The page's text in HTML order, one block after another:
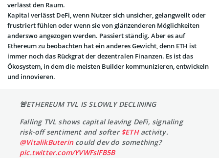
verlässt den Raum.
Kapital verlässt DeFi, wenn Nutzer sich unsicher, gelangweilt oder
frustriert fühlen oder wenn sie von glänzenderen Möglichkeiten
anderswo angezogen werden. Passiert ständig. Aber es auf
Ethereum zu beobachten hat ein anderes Gewicht, denn ETH ist
immer noch das Rückgrat der dezentralen Finanzen. Es ist das
Ökosystem, in dem die meisten Builder kommunizieren, entwickeln
und innovieren.
🚨ETHEREUM TVL IS SLOWLY DECLINING
Falling TVL shows capital leaving DeFi, signaling
risk-off sentiment and softer$ETHactivity.
@VitalikButerin could dev do something?
pic.twitter.com/YVWFsIFB5B